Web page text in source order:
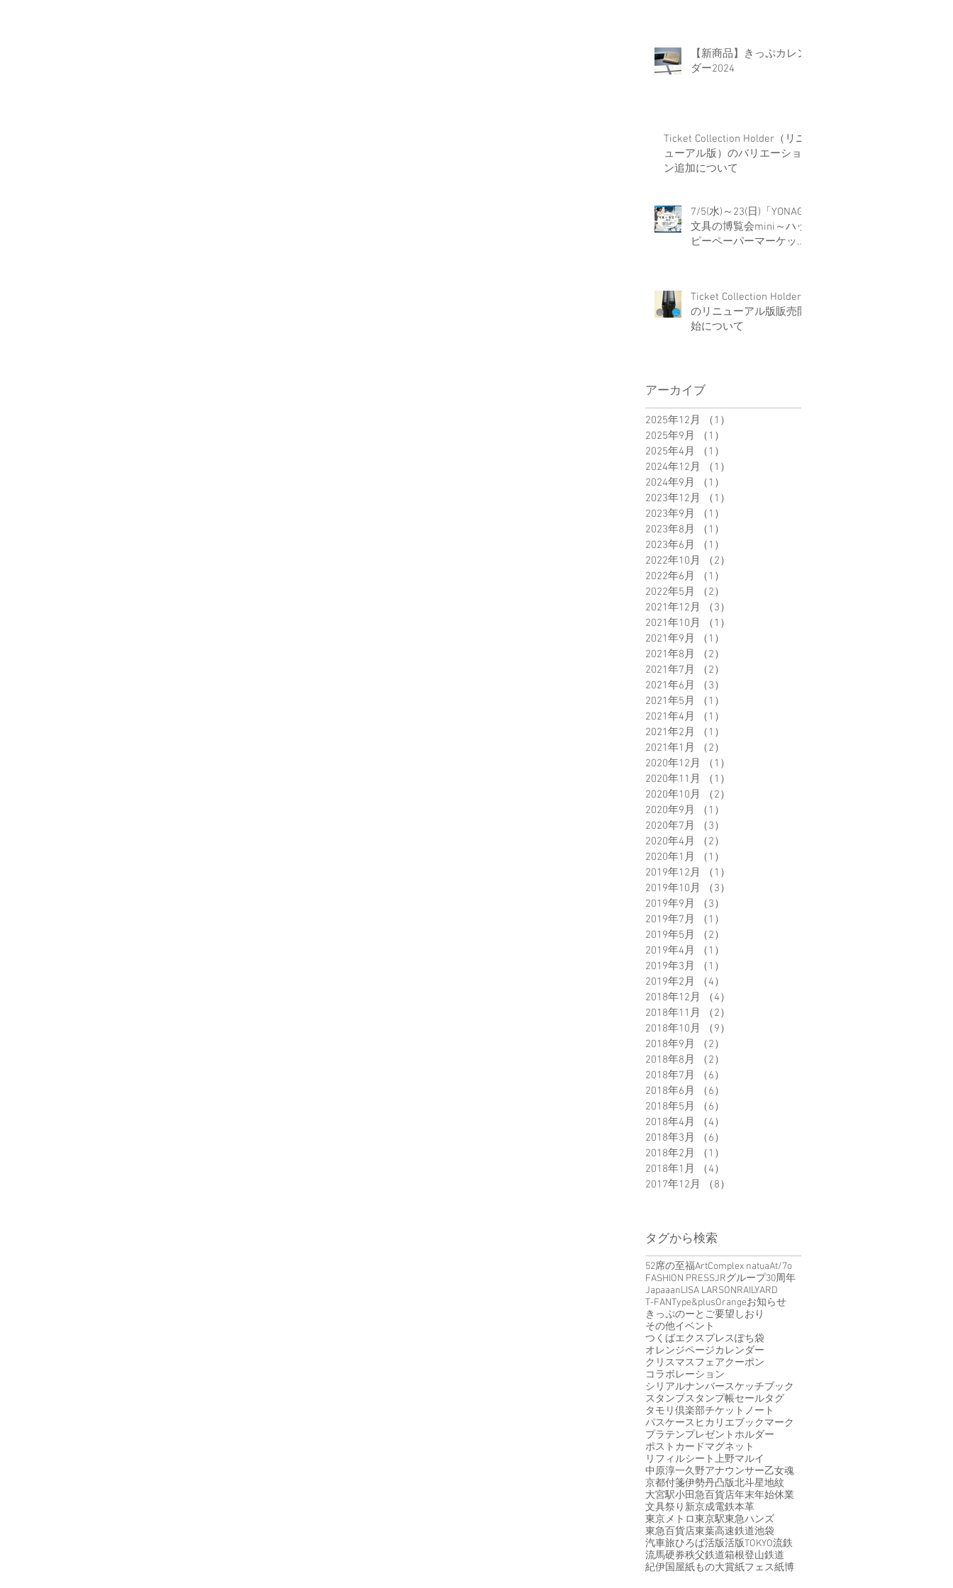
【新商品】きっぷカレン
ダー2024
Ticket Collection Holder（リニ
ューアル版）のバリエーショ
ン追加について
7/5(水)～23(日)「YONAGO
文具の博覧会mini～ハッ
ピーペーパーマーケット
Ticket Collection Holder
のリニューアル版販売開
始について
アーカイブ
2025年12月 （1）
2025年9月
（1）
2025年4月
（1）
2024年12月
（1）
2024年9月
（1）
2023年12月
（1）
2023年9月
（1）
2023年8月
（1）
2023年6月
（1）
2022年10月
（2）
2022年6月
（1）
2022年5月
（2）
2021年12月
（3）
2021年10月
（1）
2021年9月
（1）
2021年8月
（2）
2021年7月
（2）
2021年6月
（3）
2021年5月
（1）
2021年4月
（1）
2021年2月
（1）
2021年1月
（2）
2020年12月
（1）
2020年11月
（1）
2020年10月
（2）
2020年9月
（1）
2020年7月
（3）
2020年4月
（2）
2020年1月
（1）
2019年12月
（1）
2019年10月
（3）
2019年9月
（3）
2019年7月
（1）
2019年5月
（2）
2019年4月
（1）
2019年3月
（1）
2019年2月
（4）
2018年12月
（4）
2018年11月
（2）
2018年10月
（9）
2018年9月
（2）
2018年8月
（2）
2018年7月
（6）
2018年6月
（6）
2018年5月
（6）
2018年4月
（4）
2018年3月
（6）
2018年2月
（1）
2018年1月
（4）
2017年12月
（8）
タグから検索
52席の至福ArtComplex natuaAt/7o
FASHION PRESSJRグループ30周年
JapaaanLISA LARSONRAILYARD
T-FANType&plusOrangeお知らせ
きっぷのーと ご要望 しおり
その他イベント
つくばエクスプレスぽち袋
オレンジページカレンダー
クリスマスフェアクーポン
コラボレーション
シリアルナンバースケッチブック
スタンプスタンプ帳セールタグ
タモリ倶楽部チケット ノート
パスケース ヒカリエブックマーク
プラテンプレゼントホルダー
ポストカードマグネット
リフィルシート上野マルイ
中原淳一久野アナウンサー乙女魂
京都付箋伊勢丹凸版北斗星地紋
大宮駅小田急百貨店年末年始休業
文具祭り新京成電鉄本革
東京メトロ東京駅東急ハンズ
東急百貨店東葉高速鉄道池袋
汽車旅ひろば活版活版TOKYO流鉄
流馬硬券秩父鉄道箱根登山鉄道
紀伊国屋紙もの大賞紙フェス紙博